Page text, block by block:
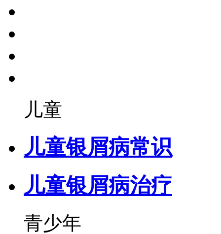
儿童
儿童银屑病常识
儿童银屑病治疗
青少年